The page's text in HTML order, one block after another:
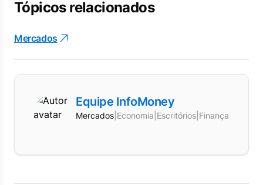
Tópicos relacionados
Mercados
Equipe InfoMoney
Mercados Economia Escritórios Finanças